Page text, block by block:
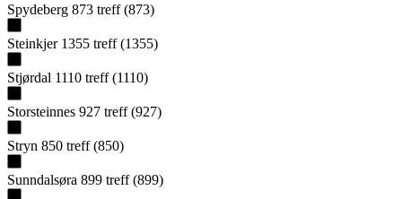
Spydeberg 873 treff (873)
Steinkjer 1355 treff (1355)
Stjørdal 1110 treff (1110)
Storsteinnes 927 treff (927)
Stryn 850 treff (850)
Sunndalsøra 899 treff (899)